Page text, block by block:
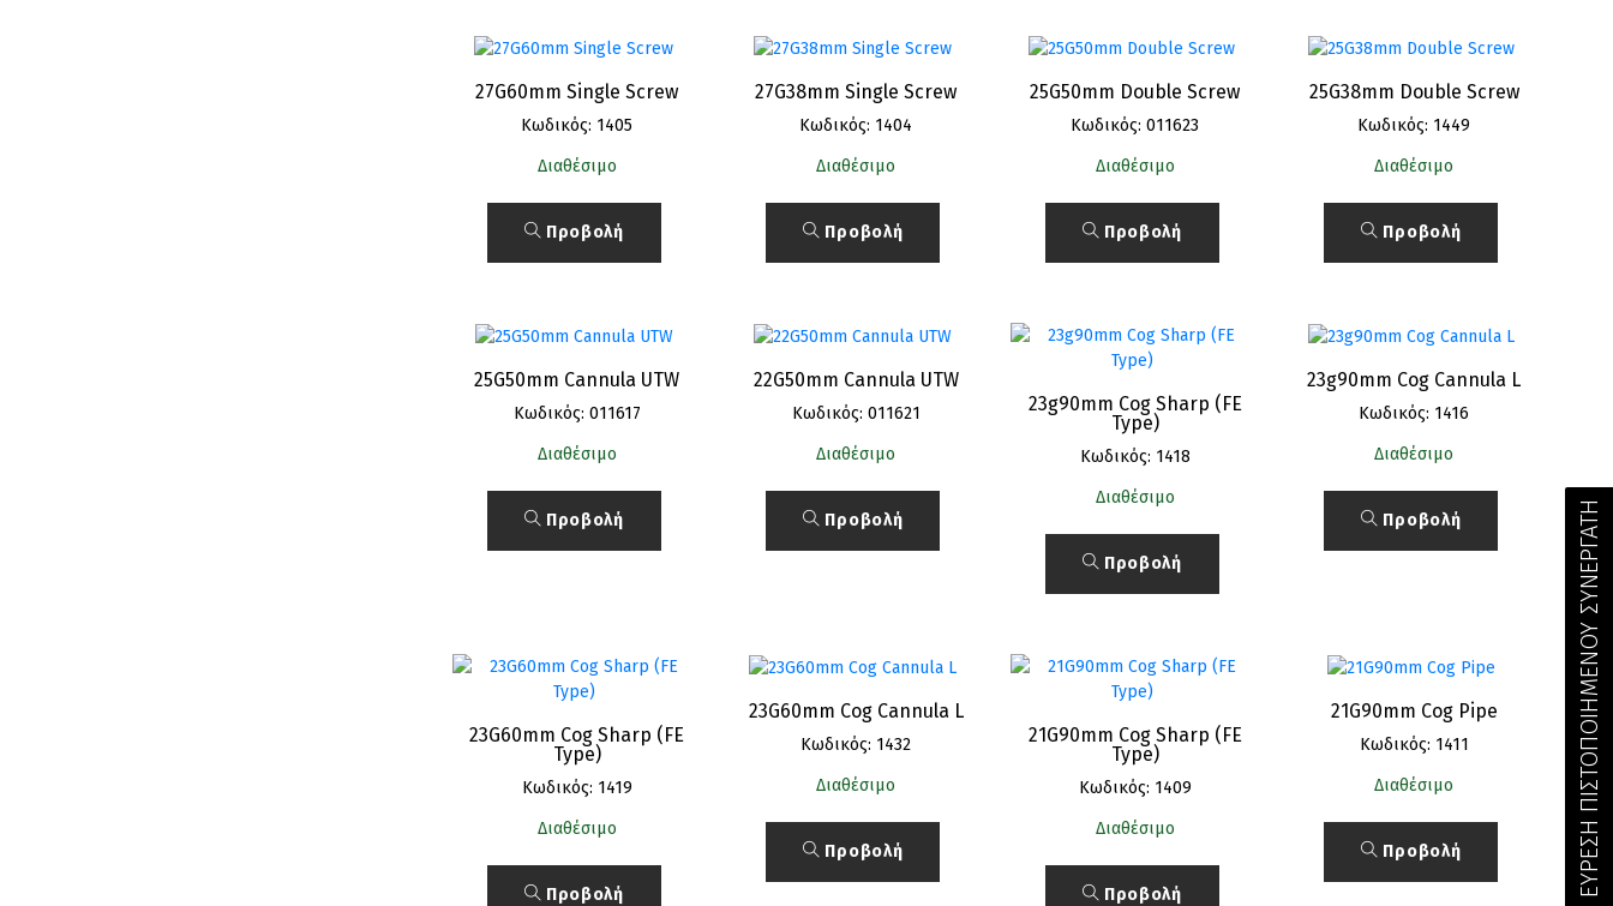
27G60mm Single Screw
Κωδικός: 1405
Διαθέσιμο
Προβολή
27G38mm Single Screw
Κωδικός: 1404
Διαθέσιμο
Προβολή
25G50mm Double Screw
Κωδικός: 011623
Διαθέσιμο
Προβολή
25G38mm Double Screw
Κωδικός: 1449
Διαθέσιμο
Προβολή
25G50mm Cannula UTW
Κωδικός: 011617
Διαθέσιμο
Προβολή
22G50mm Cannula UTW
Κωδικός: 011621
Διαθέσιμο
Προβολή
23g90mm Cog Sharp (FE
Type)
Κωδικός: 1418
Διαθέσιμο
Προβολή
23g90mm Cog Cannula L
Κωδικός: 1416
Διαθέσιμο
Προβολή
23G60mm Cog Sharp (FE
Type)
Κωδικός: 1419
Διαθέσιμο
Προβολή
23G60mm Cog Cannula L
Κωδικός: 1432
Διαθέσιμο
Προβολή
21G90mm Cog Sharp (FE
Type)
Κωδικός: 1409
Διαθέσιμο
Προβολή
21G90mm Cog Pipe
Κωδικός: 1411
Διαθέσιμο
Προβολή ΕΥΡΕΣΗ ΠΙΣΤΟΠΟΙΗΜΕΝΟΥ ΣΥΝΕΡΓΑΤΗ